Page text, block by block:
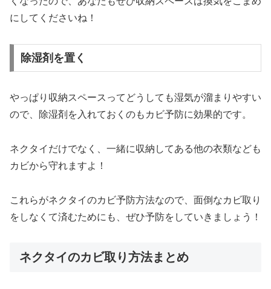
にしてくださいね！
除湿剤を置く
やっぱり収納スペースってどうしても湿気が溜まりやすい
ので、除湿剤を入れておくのもカビ予防に効果的です。
ネクタイだけでなく、一緒に収納してある他の衣類なども
カビから守れますよ！
これらがネクタイのカビ予防方法なので、面倒なカビ取り
をしなくて済むためにも、ぜひ予防をしていきましょう！
ネクタイのカビ取り方法まとめ